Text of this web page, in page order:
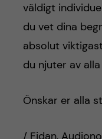
väldigt
du vet dina
absolut
du njuter av
Önskar er alla